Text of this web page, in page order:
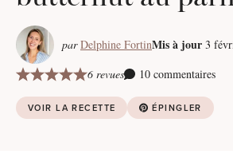
par Delphine FortinMis à jour 3
6 revues
10 commentaires
VOIR LA RECETTE ÉPINGLER